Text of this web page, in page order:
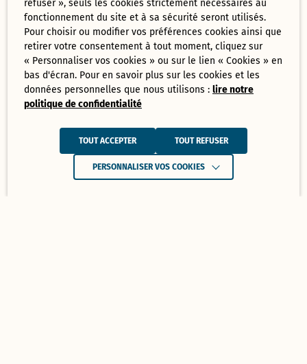
refuser », seuls les cookies strictement nécessaires au
fonctionnement du site et à sa sécurité seront utilisés.
Pour choisir ou modifier vos préférences cookies ainsi que
retirer votre consentement à tout moment, cliquez sur
« Personnaliser vos cookies » ou sur le lien « Cookies » en
bas d'écran. Pour en savoir plus sur les cookies et les
données personnelles que nous utilisons :lire notre
politique de confidentialité
TOUT ACCEPTER TOUT REFUSER
PERSONNALISER VOS COOKIES